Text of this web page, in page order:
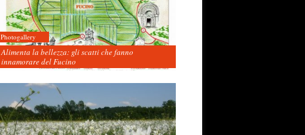
Photogallery
Alimenta la bellezza: gli scatti che fanno
innamorare del Fucino